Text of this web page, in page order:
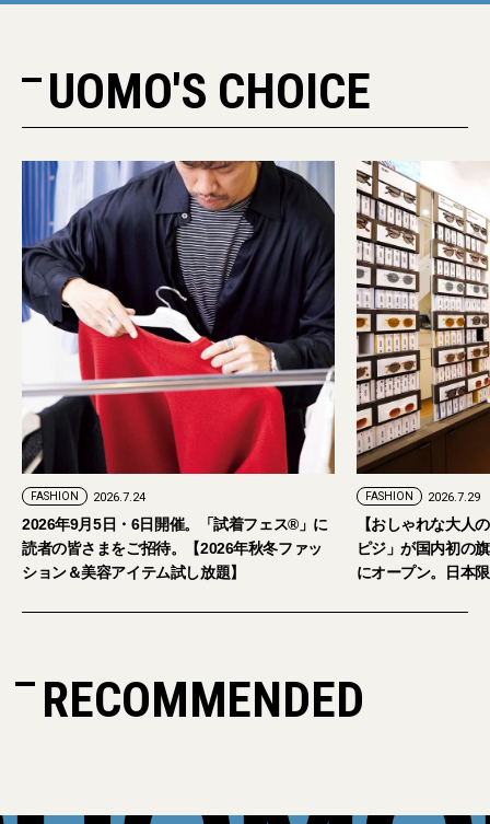
UOMO'S CHOICE
試着フェス®︎」に
年秋冬ファッ
題】
【おしゃれな大人のアイウェア】パリ発「イジ
ピジ」が国内初の旗艦店をキャットストリート
にオープン。日本限定サングラスも登場
RECOMMENDED